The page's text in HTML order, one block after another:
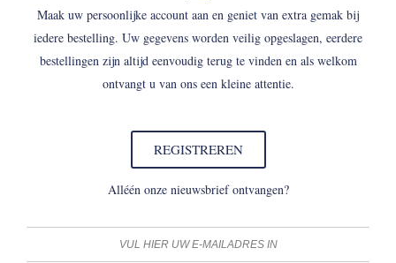
Maak uw persoonlijke account aan en geniet van extra gemak bij
iedere bestelling. Uw gegevens worden veilig opgeslagen, eerdere
bestellingen zijn altijd eenvoudig terug te vinden en als welkom
ontvangt u van ons een kleine attentie.
REGISTREREN
Alléén onze nieuwsbrief ontvangen?